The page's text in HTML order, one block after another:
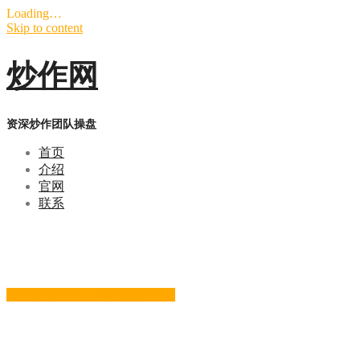
Loading…
Skip to content
炒作网
资深炒作团队操盘
首页
介绍
官网
联系